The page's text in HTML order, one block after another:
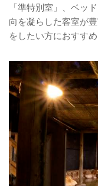
「準特別室」、ベッ
向を凝らした客室が
をしたい方におすすめ